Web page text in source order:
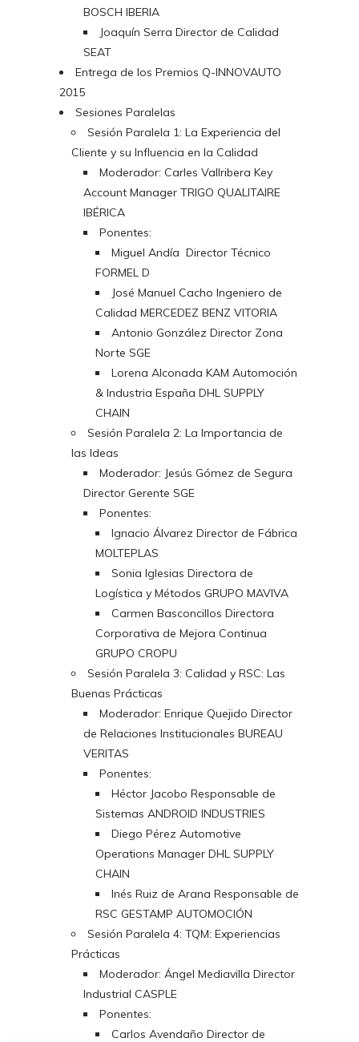
BOSCH IBERIA
Joaquín Serra Director de Calidad
SEAT
Entrega de los Premios Q-INNOVAUTO
2015
Sesiones Paralelas
Sesión Paralela 1: La Experiencia del
Cliente y su Influencia en la Calidad
Moderador: Carles Vallribera Key
Account Manager TRIGO QUALITAIRE
IBÉRICA
Ponentes:
Miguel Andía Director Técnico
FORMEL D
José Manuel Cacho Ingeniero de
Calidad MERCEDEZ BENZ VITORIA
Antonio González Director Zona
Norte SGE
Lorena Alconada KAM Automoción
& Industria España DHL SUPPLY
CHAIN
Sesión Paralela 2: La Importancia de
las Ideas
Moderador: Jesús Gómez de Segura
Director Gerente SGE
Ponentes:
Ignacio Álvarez Director de Fábrica
MOLTEPLAS
Sonia Iglesias Directora de
Logística y Métodos GRUPO MAVIVA
Carmen Basconcillos Directora
Corporativa de Mejora Continua
GRUPO CROPU
Sesión Paralela 3: Calidad y RSC: Las
Buenas Prácticas
Moderador: Enrique Quejido Director
de Relaciones Institucionales BUREAU
VERITAS
Ponentes:
Héctor Jacobo Responsable de
Sistemas ANDROID INDUSTRIES
Diego Pérez Automotive
Operations Manager DHL SUPPLY
CHAIN
Inés Ruiz de Arana Responsable de
RSC GESTAMP AUTOMOCIÓN
Sesión Paralela 4: TQM: Experiencias
Prácticas
Moderador: Ángel Mediavilla Director
Industrial CASPLE
Ponentes:
Carlos Avendaño Director de